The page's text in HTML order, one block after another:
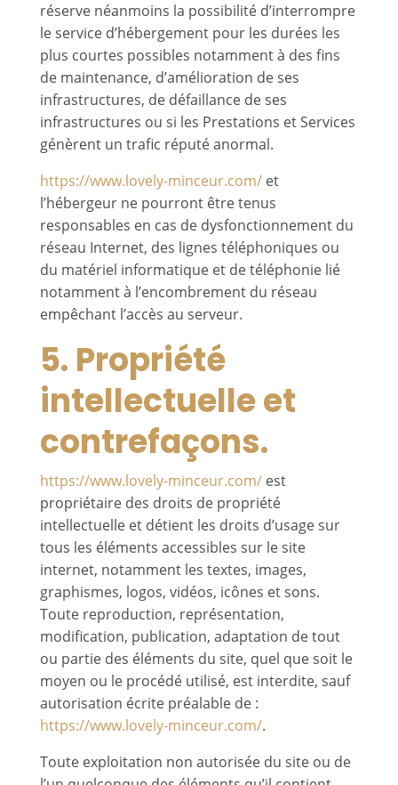
réserve néanmoins la possibilité d’interrompre
le service d’hébergement pour les durées les
plus courtes possibles notamment à des fins
de maintenance, d’amélioration de ses
infrastructures, de défaillance de ses
infrastructures ou si les Prestations et Services
génèrent un trafic réputé anormal.
https://www.lovely-minceur.com/ et
l’hébergeur ne pourront être tenus
responsables en cas de dysfonctionnement du
réseau Internet, des lignes téléphoniques ou
du matériel informatique et de téléphonie lié
notamment à l’encombrement du réseau
empêchant l’accès au serveur.
5. Propriété
intellectuelle et
contrefaçons.
https://www.lovely-minceur.com/ est
propriétaire des droits de propriété
intellectuelle et détient les droits d’usage sur
tous les éléments accessibles sur le site
internet, notamment les textes, images,
graphismes, logos, vidéos, icônes et sons.
Toute reproduction, représentation,
modification, publication, adaptation de tout
ou partie des éléments du site, quel que soit le
moyen ou le procédé utilisé, est interdite, sauf
autorisation écrite préalable de :
https://www.lovely-minceur.com/.
Toute exploitation non autorisée du site ou de